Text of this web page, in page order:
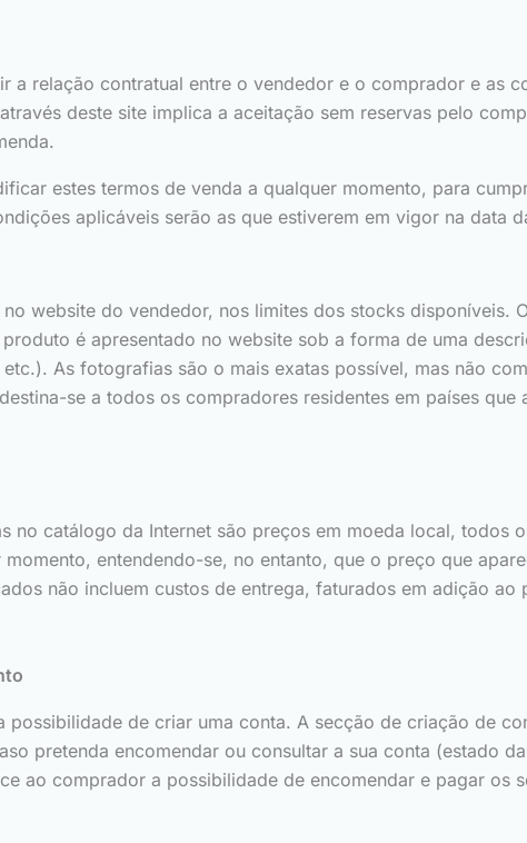
a relação contratual entre o vendedor e o comprador e as
deste site implica a aceitação sem reservas pelo
estes termos de venda a qualquer momento, para
aplicáveis serão as que estiverem em vigor na data
website do vendedor, nos limites dos stocks disponíveis.
é apresentado no website sob a forma de uma
As fotografias são o mais exatas possível, mas não
se a todos os compradores residentes em países
no catálogo da Internet são preços em moeda local, todos
entendendo-se, no entanto, que o preço que
não incluem custos de entrega, faturados em adição
de criar uma conta. A secção de criação de
pretenda encomendar ou consultar a sua conta (estado
ao comprador a possibilidade de encomendar e pagar os